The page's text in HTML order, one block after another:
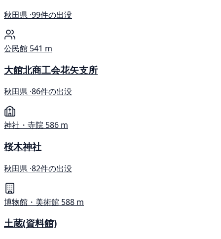
秋田県 ·99件の出没
公民館 541 m
大館北商工会花矢支所
秋田県 ·86件の出没
神社・寺院 586 m
桜木神社
秋田県 ·82件の出没
博物館・美術館 588 m
土蔵(資料館)